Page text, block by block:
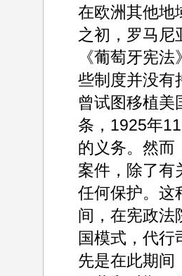
在欧洲其他地
之初，罗马尼
《葡萄牙宪
些制度并没有
曾试图移植美
条，1925年
的义务。然而
案件，除了有
任何保护。这
间，在宪政法
国模式，代行
先是在此期间